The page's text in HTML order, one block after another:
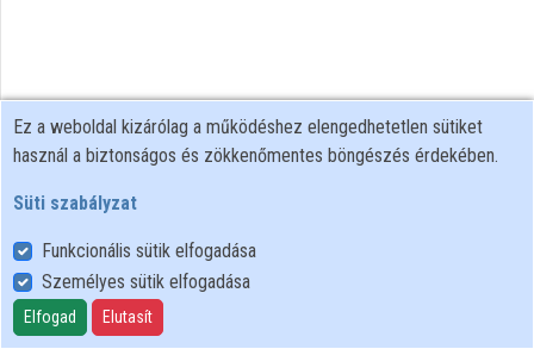
Felhasználói szabályzat
Adatkezelési tájékoztató
Süti szabályzat
Ez a weboldal kizárólag a működéshez elengedhetetlen sütiket
használ a biztonságos és zökkenőmentes böngészés érdekében.
Süti szabályzat
Funkcionális sütik elfogadása
Személyes sütik elfogadása
Elfogad Elutasít